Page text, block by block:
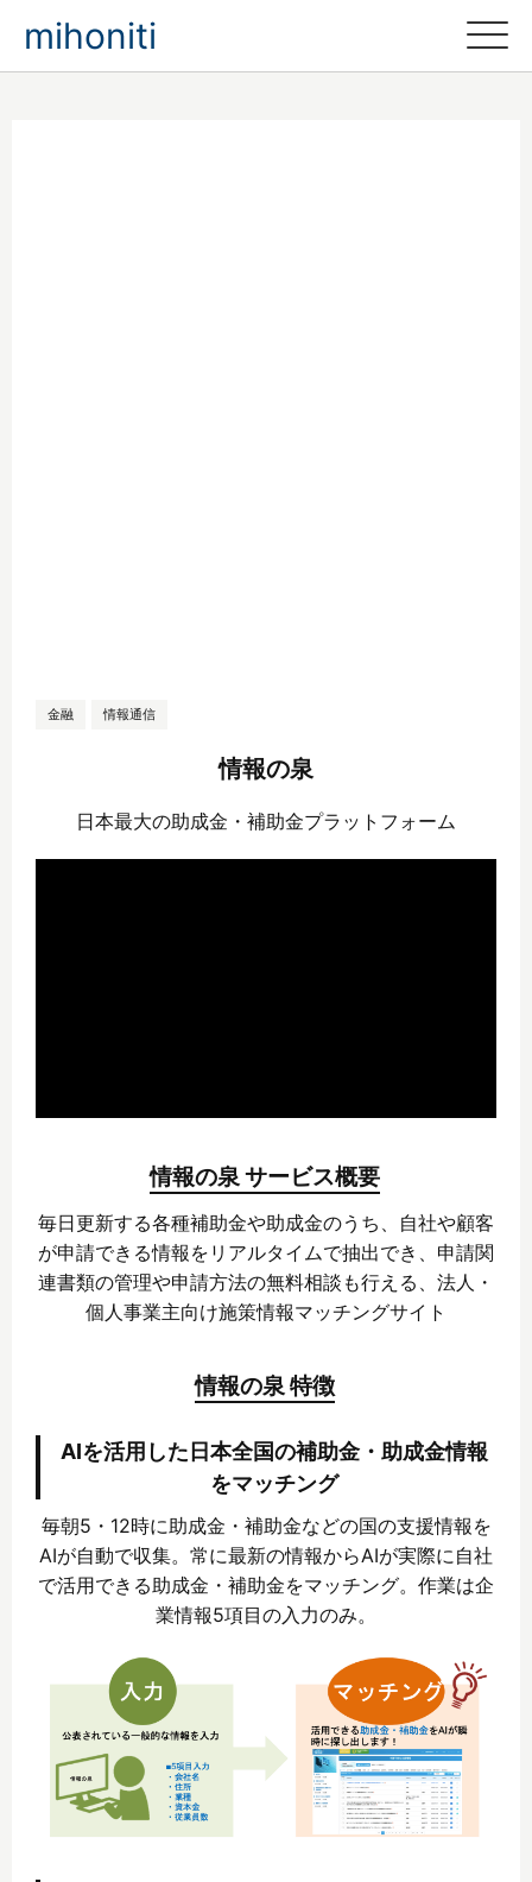
mihoniti
金融 情報通信
情報の泉
日本最大の助成金・補助金プラットフォーム
情報の泉 サービス概要
毎日更新する各種補助金や助成金のうち、自社や顧客
が申請できる情報をリアルタイムで抽出でき、申請関
連書類の管理や申請方法の無料相談も行える、法人・
個人事業主向け施策情報マッチングサイト
情報の泉 特徴
AIを活用した日本全国の補助金・助成金情報
をマッチング
毎朝5・12時に助成金・補助金などの国の支援情報を
AIが自動で収集。常に最新の情報からAIが実際に自社
で活用できる助成金・補助金をマッチング。作業は企
業情報5項目の入力のみ。